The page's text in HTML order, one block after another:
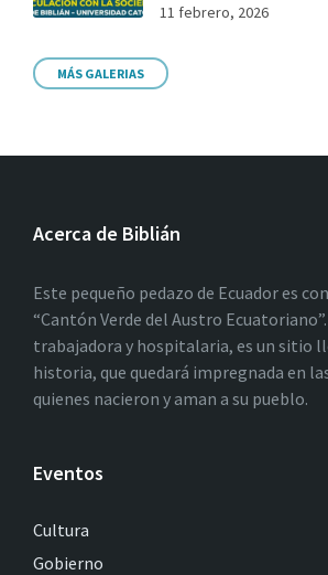
11 febrero, 2026
MÁS GALERIAS
Acerca de Biblián
Este pequeño pedazo de Ecuador es
“Cantón Verde del Austro
trabajadora y hospitalaria, es un sitio
historia, que quedará impregnada en
quienes nacieron y aman a su pueblo.
Eventos
Cultura
Gobierno